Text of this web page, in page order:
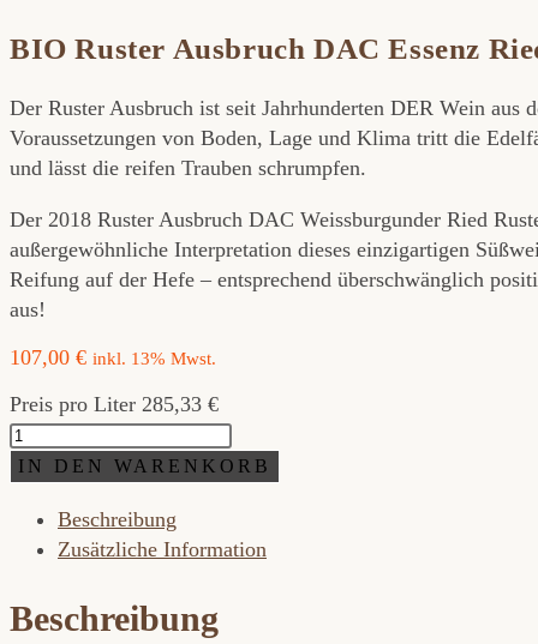
BIO Ruster Ausbruch DAC Essenz
Der Ruster Ausbruch ist seit Jahrhunderten DER Wein aus
Voraussetzungen von Boden, Lage und Klima tritt die
und lässt die reifen Trauben schrumpfen.
Der 2018 Ruster Ausbruch DAC Weissburgunder Ried
außergewöhnliche Interpretation dieses einzigartigen
Reifung auf der Hefe – entsprechend überschwänglich
aus!
107,00 € inkl. 13% Mwst.
Preis pro Liter 285,33 €
BIO
Ruster
DAC
Essenz
Ruster
IN DEN WARENKORB
Beschreibung
Zusätzliche Information
Beschreibung